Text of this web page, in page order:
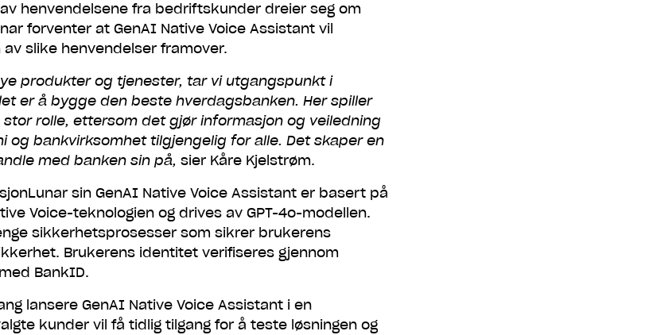
1 000 000 andre - last
ned Lunar
å laste ned Lunar og registrer deg på et par minutter. Det er
og du kan alltids beholde din gamle bank.
Skann QR-koden for å laste ned Lunar
av henvendelsene fra bedriftskunder dreier seg om
forventer at GenAI Native Voice Assistant vil
slike henvendelser framover.
produkter og tjenester, tar vi utgangspunkt i
er å bygge den beste hverdagsbanken. Her spiller
rolle, ettersom det gjør informasjon og veiledning
og bankvirksomhet tilgjengelig for alle. Det skaper en
med banken sin på, sier Kåre Kjelstrøm.
sin GenAI Native Voice Assistant er basert på
Voice-teknologien og drives av GPT-4o-modellen.
sikkerhetsprosesser som sikrer brukerens
Brukerens identitet verifiseres gjennom
BankID.
lansere GenAI Native Voice Assistant i en
kunder vil få tidlig tilgang for å teste løsningen og